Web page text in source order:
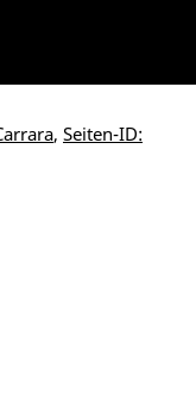
, Seiten-ID: